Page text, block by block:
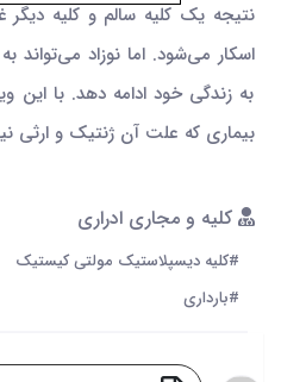
نتیجه یک کلیه سالم و کلیه
اسکار می‌شود. اما نوزاد می‌تواند
به زندگی خود ادامه دهد. با این
بیماری که علت آن ژنتیک و ارثی
کلیه و مجاری ادراری
#کلیه دیسپلاستیک مولتی کیستیک
#بارداری